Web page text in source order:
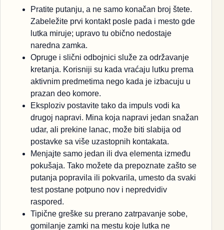
Pratite putanju, a ne samo konačan broj štete.
Zabeležite prvi kontakt posle pada i mesto gde
lutka miruje; upravo tu obično nedostaje
naredna zamka.
Opruge i slični odbojnici služe za održavanje
kretanja. Korisniji su kada vraćaju lutku prema
aktivnim predmetima nego kada je izbacuju u
prazan deo komore.
Eksploziv postavite tako da impuls vodi ka
drugoj napravi. Mina koja napravi jedan snažan
udar, ali prekine lanac, može biti slabija od
postavke sa više uzastopnih kontakata.
Menjajte samo jedan ili dva elementa između
pokušaja. Tako možete da prepoznate zašto se
putanja popravila ili pokvarila, umesto da svaki
test postane potpuno nov i nepredvidiv
raspored.
Tipične greške su prerano zatrpavanje sobe,
gomilanje zamki na mestu koje lutka ne